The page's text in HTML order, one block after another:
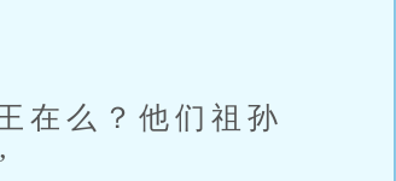
在么？他们祖孙